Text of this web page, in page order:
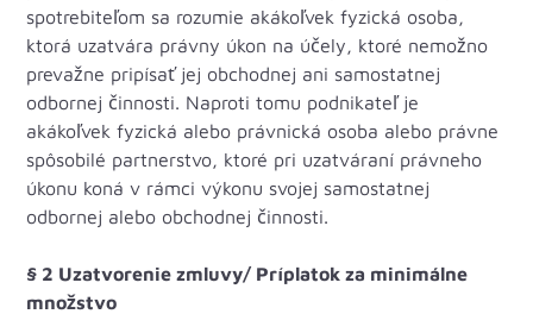
spotrebiteľom sa rozumie akákoľvek fyzická osoba,
ktorá uzatvára právny úkon na účely, ktoré nemožno
prevažne pripísať jej obchodnej ani samostatnej
odbornej činnosti. Naproti tomu podnikateľ je
akákoľvek fyzická alebo právnická osoba alebo právne
spôsobilé partnerstvo, ktoré pri uzatváraní právneho
úkonu koná v rámci výkonu svojej samostatnej
odbornej alebo obchodnej činnosti.
§ 2 Uzatvorenie zmluvy/ Príplatok za minimálne
množstvo